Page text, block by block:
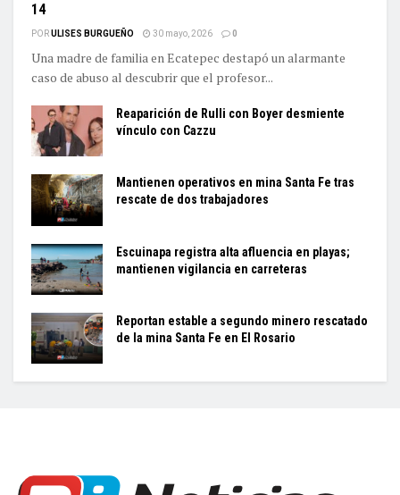
14
PORULISES BURGUEÑO 30 mayo, 2026 0
Una madre de familia en Ecatepec destapó un alarmante
caso de abuso al descubrir que el profesor...
Reaparición de Rulli con Boyer desmiente
vínculo con Cazzu
Mantienen operativos en mina Santa Fe tras
rescate de dos trabajadores
Escuinapa registra alta afluencia en playas;
mantienen vigilancia en carreteras
Reportan estable a segundo minero rescatado
de la mina Santa Fe en El Rosario